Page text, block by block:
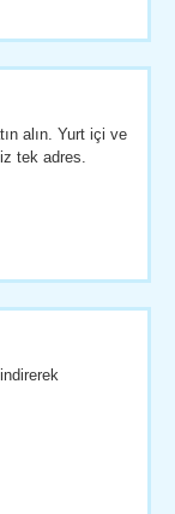
alın. Yurt içi ve
tek adres.